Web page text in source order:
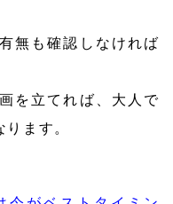
無も確認しなければ
を立てれば、大人で
ます。